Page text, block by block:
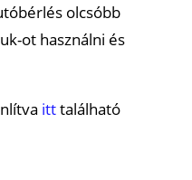
olcsóbb
ot használni és
itttalálható